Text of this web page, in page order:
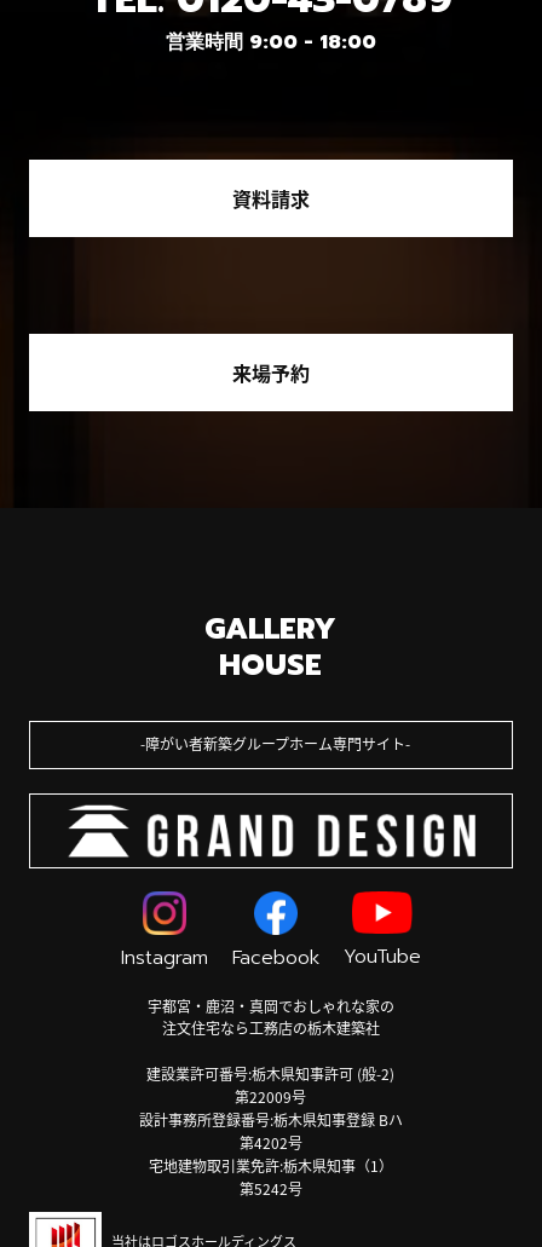
営業時間 9:00 - 18:00
資料請求
来場予約
GALLERY
HOUSE
障がい者新築グループホーム専門サイト
Instagram Facebook YouTube
宇都宮・鹿沼・真岡でおしゃれな家の
注文住宅なら工務店の栃木建築社
建設業許可番号:栃木県知事許可 (般-2)
第22009号
設計事務所登録番号:栃木県知事登録 Bハ
第4202号
宅地建物取引業免許:栃木県知事（1）
第5242号
当社はロゴスホールディングス